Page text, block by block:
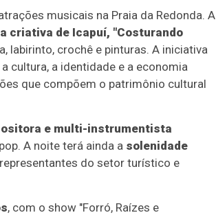
musicais na Praia da Redonda. A
criativa de Icapuí, "Costurando
labirinto, crochê e pinturas. A iniciativa
cultura, a identidade e a economia
que compõem o patrimônio cultural
e multi-instrumentista
A noite terá ainda a solenidade
do setor turístico e
, com o show "Forró, Raízes e